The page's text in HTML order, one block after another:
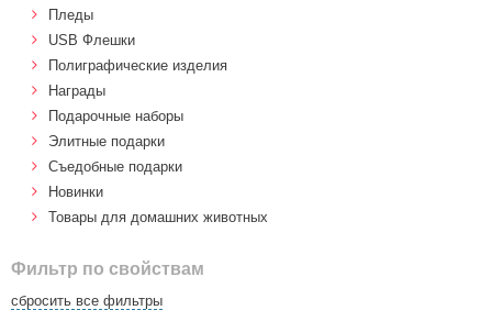
Пледы
USB Флешки
Полиграфические изделия
Награды
Подарочные наборы
Элитные подарки
Cъедобные подарки
Новинки
Товары для домашних животных
Фильтр по свойствам
сбросить все фильтры